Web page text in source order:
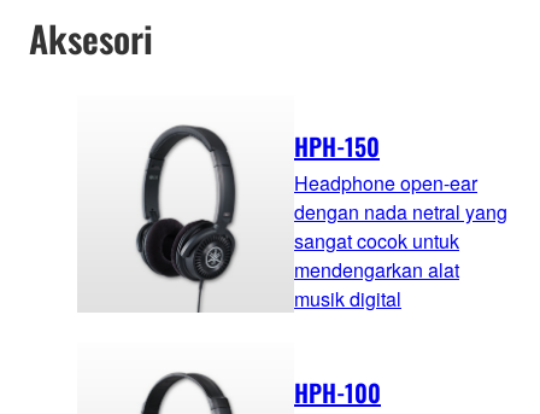
Aksesori
HPH-150
Headphone open-ear
dengan nada netral yang
sangat cocok untuk
mendengarkan alat
musik digital
HPH-100